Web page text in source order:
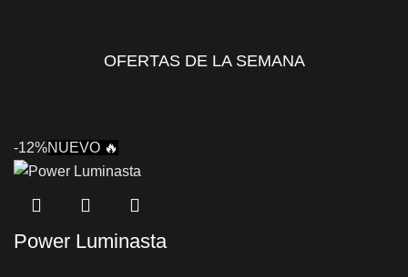
OFERTAS DE LA SEMANA
-12%NUEVO 🔥
Power Luminasta